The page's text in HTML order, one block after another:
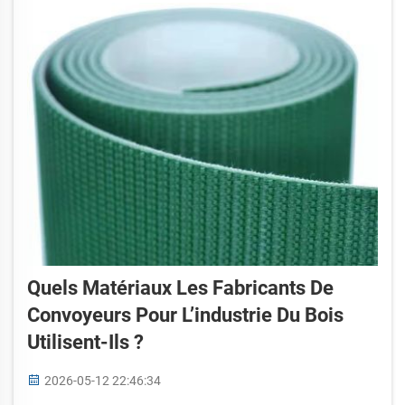
pourquoi SHUNNAI propose plusieurs options...
Quels Matériaux Les Fabricants De
Convoyeurs Pour L’industrie Du Bois
Utilisent-Ils ?
2026-05-12 22:46:34